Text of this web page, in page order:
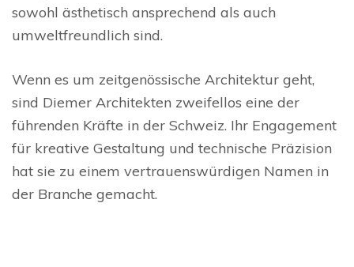
sowohl ästhetisch ansprechend als auch
umweltfreundlich sind.
Wenn es um zeitgenössische Architektur geht,
sind Diemer Architekten zweifellos eine der
führenden Kräfte in der Schweiz. Ihr Engagement
für kreative Gestaltung und technische Präzision
hat sie zu einem vertrauenswürdigen Namen in
der Branche gemacht.